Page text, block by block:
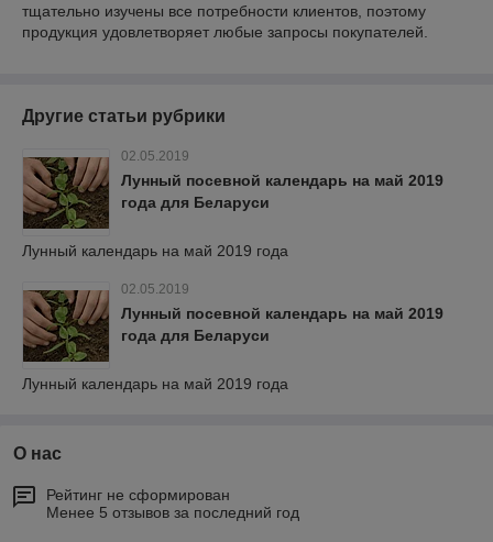
тщательно изучены все потребности клиентов, поэтому
продукция удовлетворяет любые запросы покупателей.
Другие статьи рубрики
02.05.2019
Лунный посевной календарь на май 2019
года для Беларуси
Лунный календарь на май 2019 года
02.05.2019
Лунный посевной календарь на май 2019
года для Беларуси
Лунный календарь на май 2019 года
О нас
Рейтинг не сформирован
Менее 5 отзывов за последний год